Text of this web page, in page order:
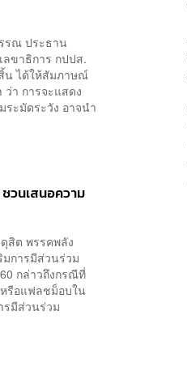
รณ ประธาน
ขาธิการ กปปส.
น ได้ให้สัมภาษณ์
า การจะแสดง
ระมัดระวัง อาจนำ
วนเสนอความ
สิต พรรคพลัง
การมีส่วนร่วม
กล่าวถึงกรณีที่
รือแฟลชม็อบใน
รมีส่วนร่วม